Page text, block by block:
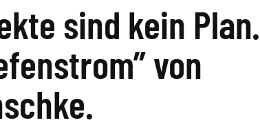
sind kein Plan.
von